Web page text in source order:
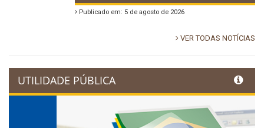
Publicado em: 5 de agosto de 2026
VER TODAS NOTÍCIAS
UTILIDADE PÚBLICA